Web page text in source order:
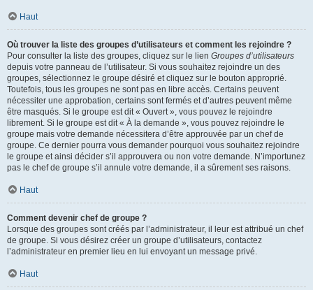
Haut
Où trouver la liste des groupes d’utilisateurs et comment les rejoindre ?
Pour consulter la liste des groupes, cliquez sur le lien Groupes d’utilisateurs
depuis votre panneau de l’utilisateur. Si vous souhaitez rejoindre un des
groupes, sélectionnez le groupe désiré et cliquez sur le bouton approprié.
Toutefois, tous les groupes ne sont pas en libre accès. Certains peuvent
nécessiter une approbation, certains sont fermés et d’autres peuvent même
être masqués. Si le groupe est dit « Ouvert », vous pouvez le rejoindre
librement. Si le groupe est dit « À la demande », vous pouvez rejoindre le
groupe mais votre demande nécessitera d’être approuvée par un chef de
groupe. Ce dernier pourra vous demander pourquoi vous souhaitez rejoindre
le groupe et ainsi décider s’il approuvera ou non votre demande. N’importunez
pas le chef de groupe s’il annule votre demande, il a sûrement ses raisons.
Haut
Comment devenir chef de groupe ?
Lorsque des groupes sont créés par l’administrateur, il leur est attribué un chef
de groupe. Si vous désirez créer un groupe d’utilisateurs, contactez
l’administrateur en premier lieu en lui envoyant un message privé.
Haut